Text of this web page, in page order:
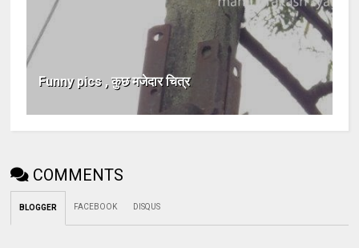
Funny pics , कुछ मजेदार चित्र
COMMENTS
BLOGGER FACEBOOK DISQUS